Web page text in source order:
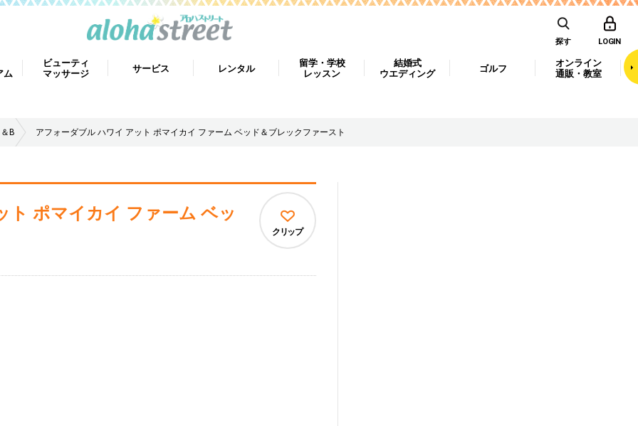
探す LOGIN
ム
ビューティ
マッサージ
サービス レンタル
留学・学校
レッスン
結婚式
ウエディング
ゴルフ
オンライン
通販・教室
B アフォーダブル ハワイ アット ポマイカイ ファーム ベッド＆ブレックファースト
ト ポマイカイ ファーム ベッ
クリップ